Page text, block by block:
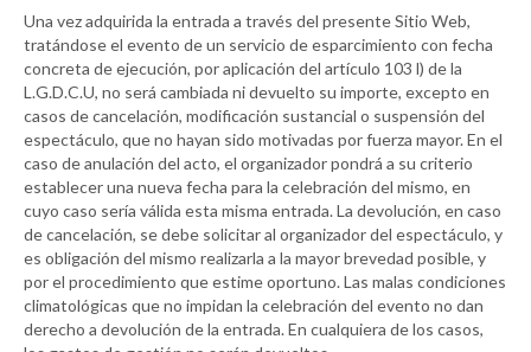
Una vez adquirida la entrada a través del presente Sitio Web,
tratándose el evento de un servicio de esparcimiento con fecha
concreta de ejecución, por aplicación del artículo 103 l) de la
L.G.D.C.U, no será cambiada ni devuelto su importe, excepto en
casos de cancelación, modificación sustancial o suspensión del
espectáculo, que no hayan sido motivadas por fuerza mayor. En el
caso de anulación del acto, el organizador pondrá a su criterio
establecer una nueva fecha para la celebración del mismo, en
cuyo caso sería válida esta misma entrada. La devolución, en caso
de cancelación, se debe solicitar al organizador del espectáculo, y
es obligación del mismo realizarla a la mayor brevedad posible, y
por el procedimiento que estime oportuno. Las malas condiciones
climatológicas que no impidan la celebración del evento no dan
derecho a devolución de la entrada. En cualquiera de los casos,